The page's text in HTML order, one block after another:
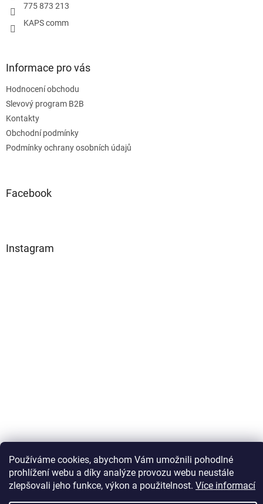
Používáme cookies, abychom Vám umožnili pohodlné
prohlížení webu a díky analýze provozu webu neustále
zlepšovali jeho funkce, výkon a použitelnost. Více informací
775 873 213
KAPS comm
Informace pro vás
Hodnocení obchodu
Slevový program B2B
Kontakty
Obchodní podmínky
Podmínky ochrany osobních údajů
Facebook
Instagram
Sledovat na Instagramu